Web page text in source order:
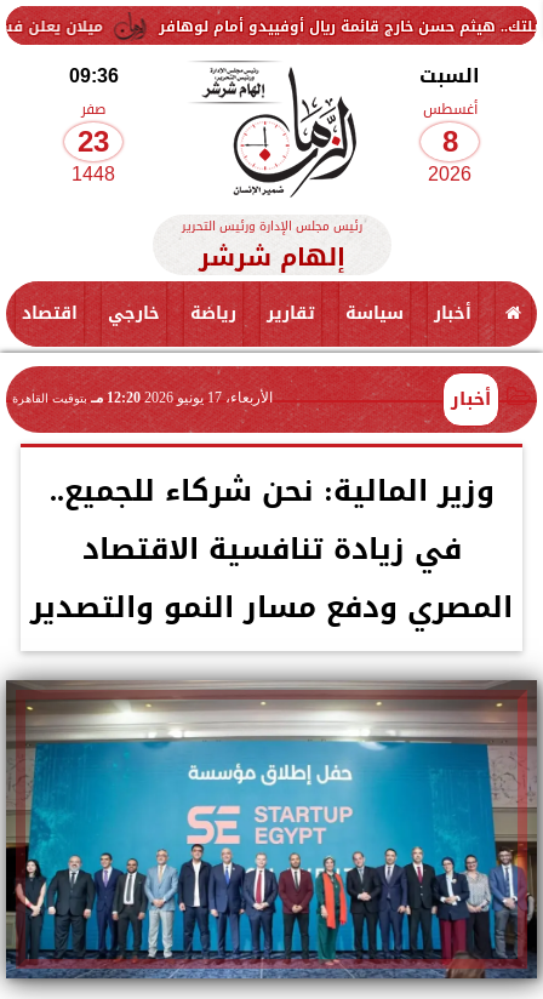
ميلان يعلن فسخ عقد خارج قائمة ريال أوفييدو أمام لوهافر
السبت
أغسطس
8
2026
09:36
صفر
23
1448
رئيس مجلس الإدارة ورئيس التحرير
إلهام شرشر
أخبار سياسة تقارير رياضة خارجي اقتصاد
أخبار الأربعاء، 17 يونيو 2026 12:20 مـ بتوقيت القاهرة
وزير المالية: نحن شركاء للجميع..
في زيادة تنافسية الاقتصاد
المصري ودفع مسار النمو والتصدير